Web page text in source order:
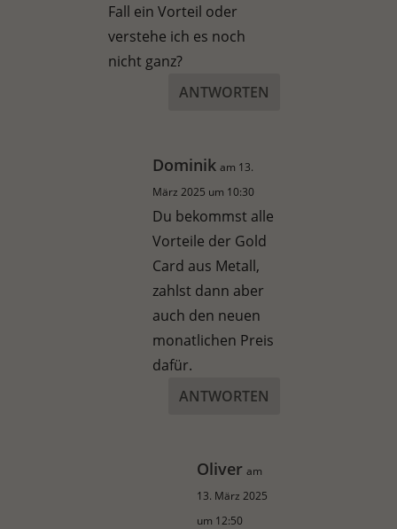
Fall ein Vorteil oder
verstehe ich es noch
nicht ganz?
ANTWORTEN
Dominik am 13.
März 2025 um 10:30
Du bekommst alle
Vorteile der Gold
Card aus Metall,
zahlst dann aber
auch den neuen
monatlichen Preis
dafür.
ANTWORTEN
Oliver am
13. März 2025
um 12:50